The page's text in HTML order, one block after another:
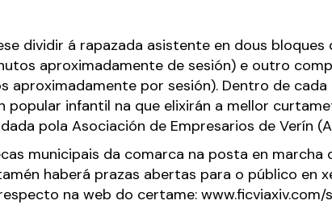
dividir á rapazada asistente en dous
aproximadamente de sesión) e outro
aproximadamente por sesión). Dentro de
infantil na que elixirán a mellor
pola Asociación de Empresarios de Verín
municipais da comarca na posta en
haberá prazas abertas para o público en
na web do certame: